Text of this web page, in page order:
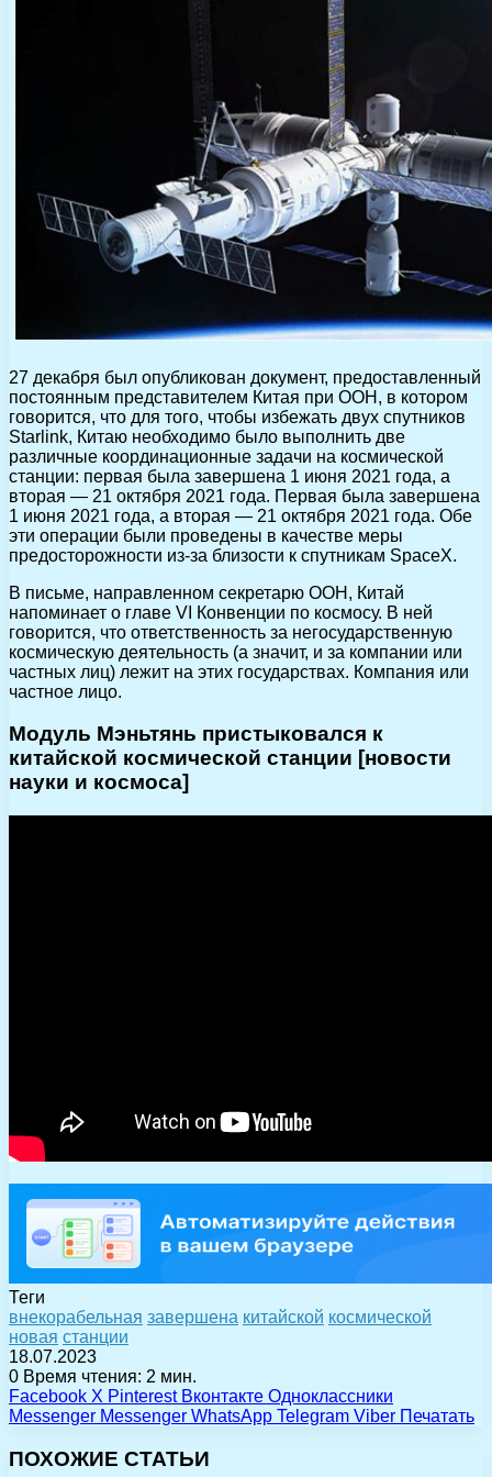
27 декабря был опубликован документ, предоставленный
постоянным представителем Китая при ООН, в котором
говорится, что для того, чтобы избежать двух спутников
Starlink, Китаю необходимо было выполнить две
различные координационные задачи на космической
станции: первая была завершена 1 июня 2021 года, а
вторая — 21 октября 2021 года. Первая была завершена
1 июня 2021 года, а вторая — 21 октября 2021 года. Обе
эти операции были проведены в качестве меры
предосторожности из-за близости к спутникам SpaceX.
В письме, направленном секретарю ООН, Китай
напоминает о главе VI Конвенции по космосу. В ней
говорится, что ответственность за негосударственную
космическую деятельность (а значит, и за компании или
частных лиц) лежит на этих государствах. Компания или
частное лицо.
Модуль Мэньтянь пристыковался к
китайской космической станции [новости
науки и космоса]
Теги
внекорабельная завершена китайской космической
новая станции
18.07.2023
0 Время чтения: 2 мин.
Facebook X Pinterest Вконтакте Одноклассники
Messenger Messenger WhatsApp Telegram Viber Печатать
ПОХОЖИЕ СТАТЬИ